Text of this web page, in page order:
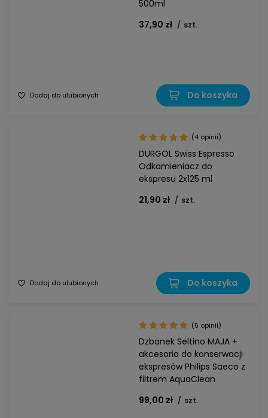
500ml
37,90 zł / szt.
Dodaj do ulubionych Do koszyka
DURGOL Swiss Espresso
Odkamieniacz do
ekspresu 2x125 ml
21,90 zł / szt.
(4 opinii)
Dodaj do ulubionych Do koszyka
Dzbanek Seltino MAJA +
akcesoria do konserwacji
ekspresów Philips Saeco z
filtrem AquaClean
99,00 zł / szt.
(5 opinii)